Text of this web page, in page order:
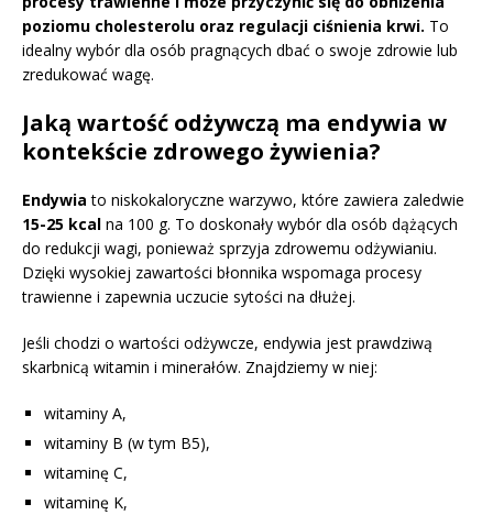
poziomu cholesterolu oraz regulacji ciśnienia krwi. To
idealny wybór dla osób pragnących dbać o swoje zdrowie lub
zredukować wagę.
Jaką wartość odżywczą ma endywia w
kontekście zdrowego żywienia?
Endywia to niskokaloryczne warzywo, które zawiera zaledwie
15-25 kcal na 100 g. To doskonały wybór dla osób dążących
do redukcji wagi, ponieważ sprzyja zdrowemu odżywianiu.
Dzięki wysokiej zawartości błonnika wspomaga procesy
trawienne i zapewnia uczucie sytości na dłużej.
Jeśli chodzi o wartości odżywcze, endywia jest prawdziwą
skarbnicą witamin i minerałów. Znajdziemy w niej:
witaminy A,
witaminy B (w tym B5),
witaminę C,
witaminę K,